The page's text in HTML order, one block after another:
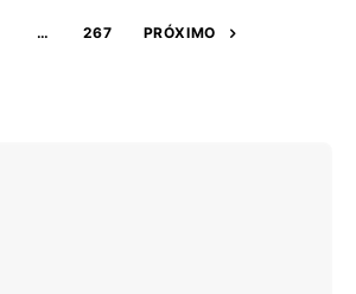
… 267 PRÓXIMO